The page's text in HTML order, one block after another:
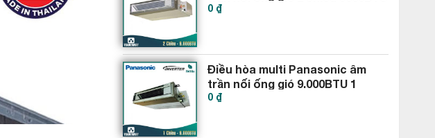
CS-MZ25WD3H8A
0 ₫
Điều hòa multi Panasonic âm
trần nối ống gió 9.000BTU 1
chiều CS-MS9SD3H
0 ₫